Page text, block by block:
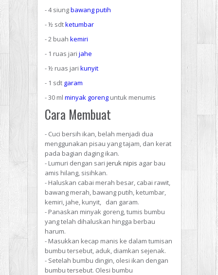
- 4 siungbawang putih
- ½ sdtketumbar
- 2 buah kemiri
- 1 ruas jari jahe
- ½ ruas jari kunyit
- 1 sdt garam
- 30 ml minyak gorenguntuk menumis
Cara Membuat
- Cuci bersih ikan, belah menjadi dua
menggunakan pisau yang tajam, dan kerat
pada bagian daging ikan.
- Lumuri dengan sari jeruk nipis agar bau
amis hilang, sisihkan.
- Haluskan cabai merah besar, cabai rawit,
bawang merah, bawang putih, ketumbar,
kemiri, jahe, kunyit, dan garam.
- Panaskan minyak goreng, tumis bumbu
yang telah dihaluskan hingga berbau
harum.
- Masukkan kecap manis ke dalam tumisan
bumbu tersebut, aduk, diamkan sejenak.
- Setelah bumbu dingin, olesi ikan dengan
bumbu tersebut. Olesi bumbu